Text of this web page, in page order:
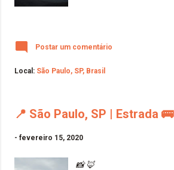
Postar um comentário
Local: São Paulo, SP, Brasil
📍 São Paulo, SP | Estrada 🚌
- fevereiro 15, 2020
📸 🦊